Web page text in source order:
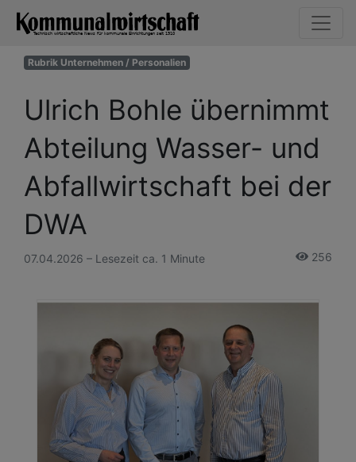
Rubrik Unternehmen / Personalien
Ulrich Bohle übernimmt
Abteilung Wasser- und
Abfallwirtschaft bei der
DWA
07.04.2026 – Lesezeit ca. 1 Minute 256